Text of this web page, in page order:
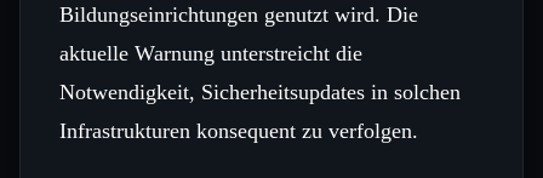
Bildungseinrichtungen genutzt wird. Die
aktuelle Warnung unterstreicht die
Notwendigkeit, Sicherheitsupdates in solchen
Infrastrukturen konsequent zu verfolgen.